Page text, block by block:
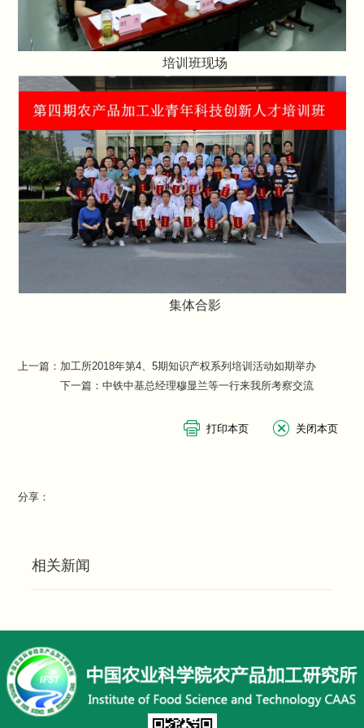
培训班现场
集体合影
上一篇： 加工所2018年第4、5期知识产权系列培训活动如期举办
下一篇：中铁中基总经理穆显兰等一行来我所考察交流
分享：
相关新闻